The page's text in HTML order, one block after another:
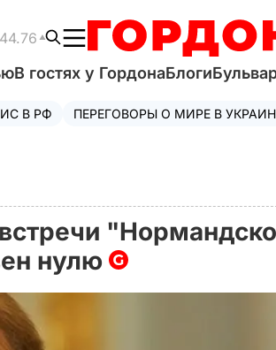
В гостях у ГордонаБлоги
В РФ ПЕРЕГОВОРЫ О МИРЕ В
нулю